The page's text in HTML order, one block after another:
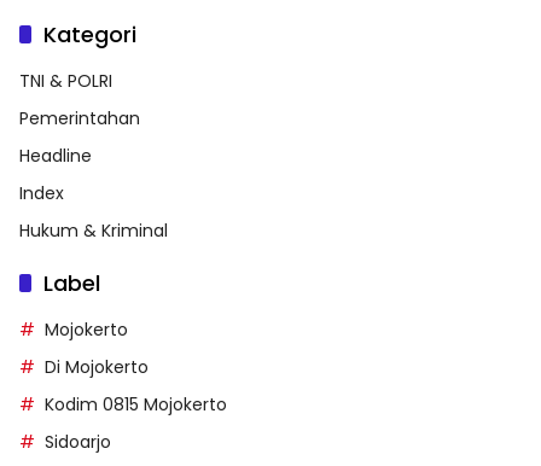
Kategori
TNI & POLRI
Pemerintahan
Headline
Index
Hukum & Kriminal
Label
Mojokerto
Di Mojokerto
Kodim 0815 Mojokerto
Sidoarjo